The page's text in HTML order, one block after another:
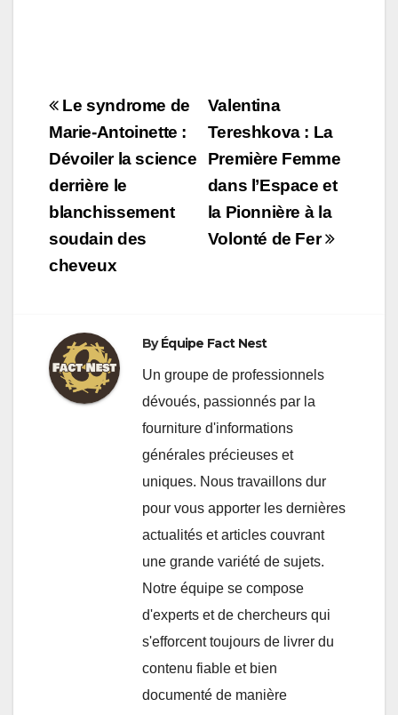
Navigation
de
l’article
Valentina
Tereshkova : La
Première Femme
dans l’Espace et
la Pionnière à la
Volonté de Fer
Le syndrome de
Marie-Antoinette :
Dévoiler la science
derrière le
blanchissement
soudain des
cheveux
ByÉquipe Fact Nest
Un groupe de professionnels
dévoués, passionnés par la
fourniture d'informations
générales précieuses et
uniques. Nous travaillons dur
pour vous apporter les dernières
actualités et articles couvrant
une grande variété de sujets.
Notre équipe se compose
d'experts et de chercheurs qui
s'efforcent toujours de livrer du
contenu fiable et bien
documenté de manière